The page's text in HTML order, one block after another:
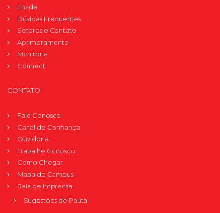
Enade
Dúvidas Frequentes
Setores e Contato
Aprimoramento
Monitoria
Connect
CONTATO
Fale Conosco
Canal de Confiança
Ouvidoria
Trabalhe Conosco
Como Chegar
Mapa do Campus
Sala de Imprensa
Sugestões de Pauta